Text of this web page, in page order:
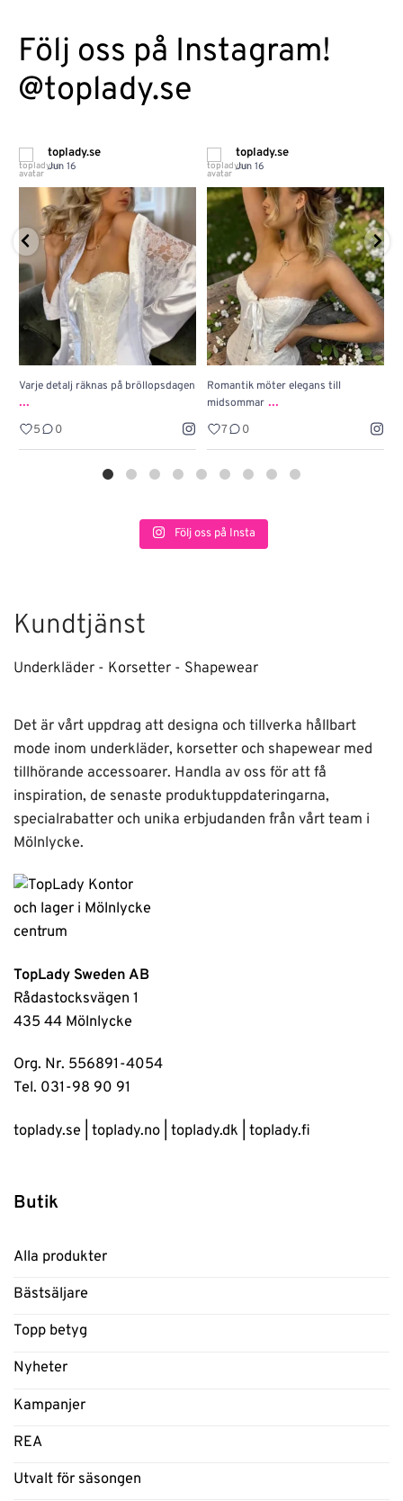
Följ oss på Instagram!
@toplady.se
toplady.se
Jun 16
Varje detalj räknas på bröllopsdagen
...
5 0
toplady.se
Jun 16
Romantik möter elegans till
midsommar ...
7 0
Följ oss på Insta
Kundtjänst
Underkläder - Korsetter - Shapewear
Det är vårt uppdrag att designa och tillverka hållbart
mode inom underkläder, korsetter och shapewear med
tillhörande accessoarer. Handla av oss för att få
inspiration, de senaste produktuppdateringarna,
specialrabatter och unika erbjudanden från vårt team i
Mölnlycke.
TopLady Sweden AB
Rådastocksvägen 1
435 44 Mölnlycke
Org. Nr. 556891-4054
Tel. 031-98 90 91
toplady.se toplady.no toplady.dk toplady.fi
Butik
Alla produkter
Bästsäljare
Topp betyg
Nyheter
Kampanjer
REA
Utvalt för säsongen